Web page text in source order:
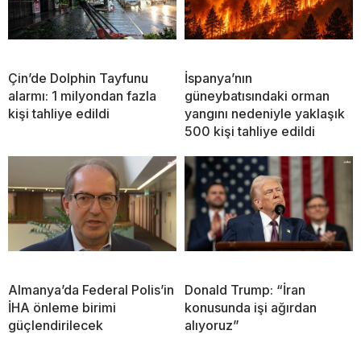
Çin’de Dolphin Tayfunu
alarmı: 1 milyondan fazla
kişi tahliye edildi
İspanya’nın
güneybatısındaki orman
yangını nedeniyle yaklaşık
500 kişi tahliye edildi
Almanya’da Federal Polis’in
İHA önleme birimi
güçlendirilecek
Donald Trump: “İran
konusunda işi ağırdan
alıyoruz”